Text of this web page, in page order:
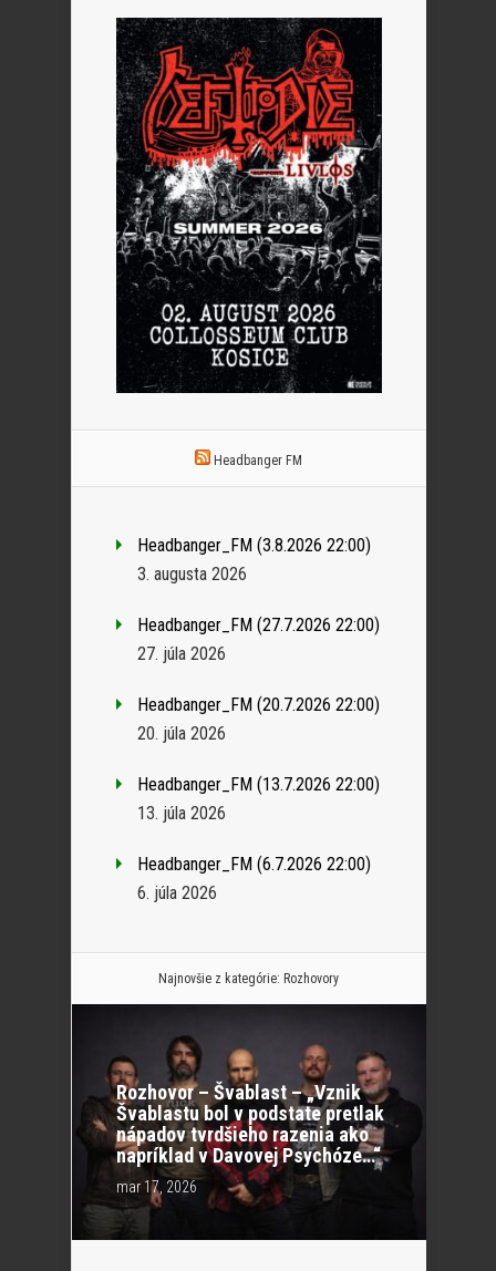
Headbanger FM
Headbanger_FM (3.8.2026 22:00)
3. augusta 2026
Headbanger_FM (27.7.2026 22:00)
27. júla 2026
Headbanger_FM (20.7.2026 22:00)
20. júla 2026
Headbanger_FM (13.7.2026 22:00)
13. júla 2026
Headbanger_FM (6.7.2026 22:00)
6. júla 2026
Najnovšie z kategórie: Rozhovory
Rozhovor – Švablast – „Vznik
Švablastu bol v podstate pretlak
nápadov tvrdšieho razenia ako
napríklad v Davovej Psychóze…“
mar 17, 2026